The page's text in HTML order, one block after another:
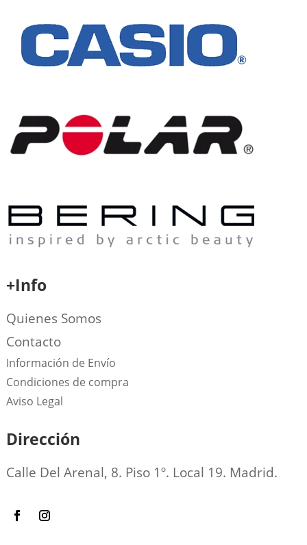
+Info
Quienes Somos
Contacto
Información de Envío
Condiciones de compra
Aviso Legal
Dirección
Calle Del Arenal, 8. Piso 1º. Local 19. Madrid.